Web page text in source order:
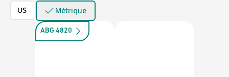
US
Métrique
ABG 4820